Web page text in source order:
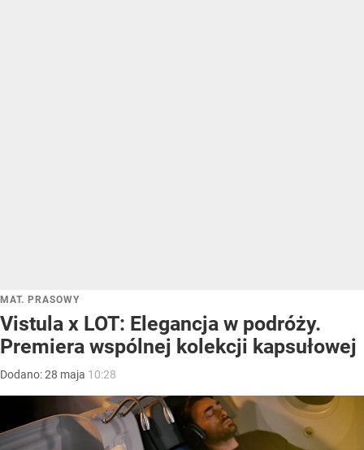
MAT. PRASOWY
Vistula x LOT: Elegancja w podróży.
Premiera wspólnej kolekcji kapsułowej
Dodano:28 maja 10:28